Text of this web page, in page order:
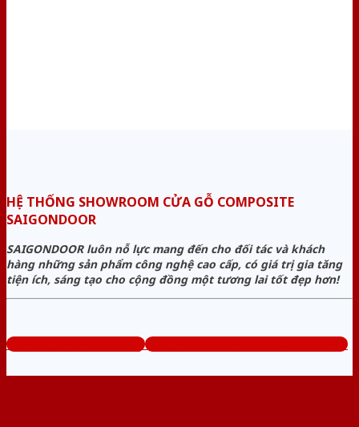
HỆ THỐNG SHOWROOM CỬA GỖ COMPOSITE
SAIGONDOOR
SAIGONDOOR luôn nỗ lực mang đến cho đối tác và khách
hàng những sản phẩm công nghệ cao cấp, có giá trị gia tăng
tiện ích, sáng tạo cho cộng đồng một tương lai tốt đẹp hơn!
www.cuagocomposite.org Tổng đài tư vấn miễn phí: 0824.400.400